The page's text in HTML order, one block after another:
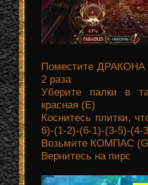
Поместите ДРАКОНА
2 раза
Уберите палки в
красная (Е)
Коснитесь плитки,
6)-(1-2)-(6-1)-(3-5)-(4-
Возьмите КОМПАС
Вернитесь на пирс